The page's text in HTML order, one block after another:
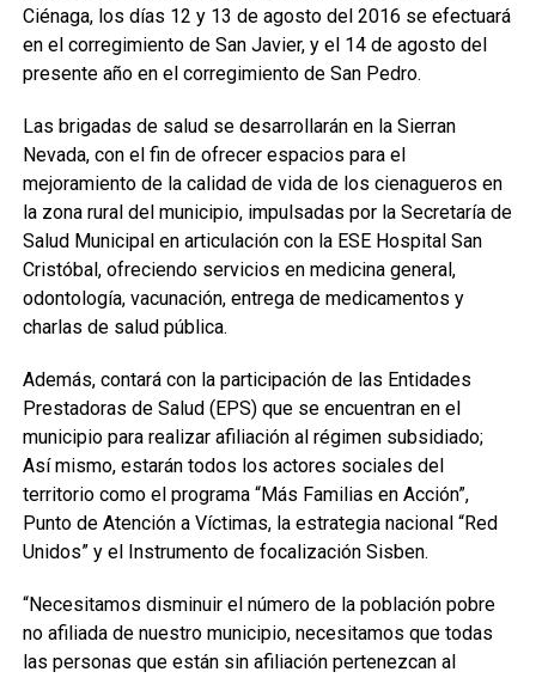
Ciénaga, los días 12 y 13 de agosto del 2016 se efectuará
en el corregimiento de San Javier, y el 14 de agosto del
presente año en el corregimiento de San Pedro.
Las brigadas de salud se desarrollarán en la Sierran
Nevada, con el fin de ofrecer espacios para el
mejoramiento de la calidad de vida de los cienagueros en
la zona rural del municipio, impulsadas por la Secretaría de
Salud Municipal en articulación con la ESE Hospital San
Cristóbal, ofreciendo servicios en medicina general,
odontología, vacunación, entrega de medicamentos y
charlas de salud pública.
Además, contará con la participación de las Entidades
Prestadoras de Salud (EPS) que se encuentran en el
municipio para realizar afiliación al régimen subsidiado;
Así mismo, estarán todos los actores sociales del
territorio como el programa “Más Familias en Acción”,
Punto de Atención a Víctimas, la estrategia nacional “Red
Unidos” y el Instrumento de focalización Sisben.
“Necesitamos disminuir el número de la población pobre
no afiliada de nuestro municipio, necesitamos que todas
las personas que están sin afiliación pertenezcan al